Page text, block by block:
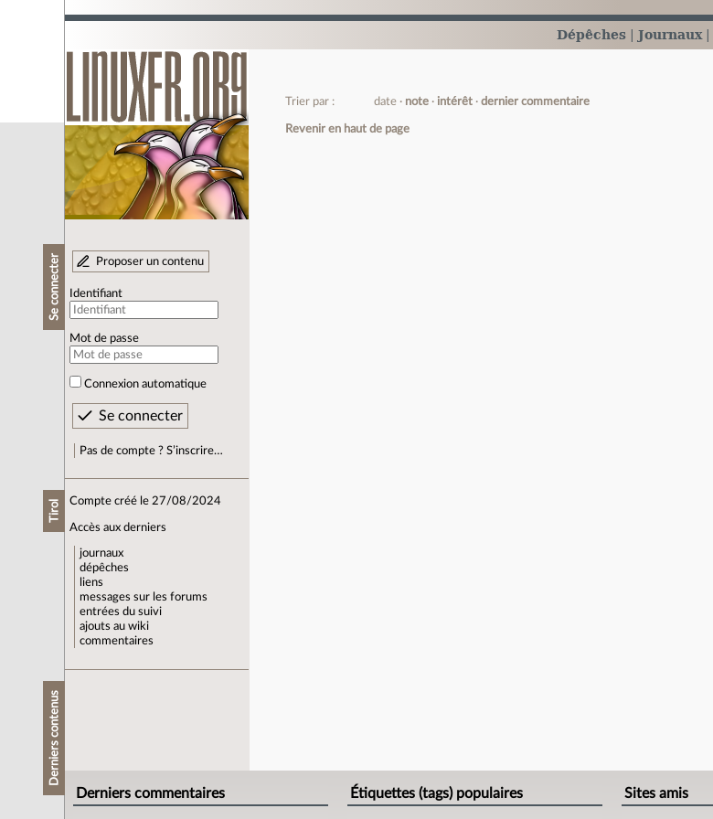
Dépêches Journaux
Se connecter Proposer un contenu
Identifiant
Mot de passe
Connexion automatique
Pas de compte ? S’inscrire…
Tirol Compte créé le 27/08/2024
Accès aux derniers
journaux
dépêches
liens
messages sur les forums
entrées du suivi
ajouts au wiki
commentaires
Derniers contenus
Trier par : date note intérêt dernier commentaire
Revenir en haut de page
Derniers commentaires Étiquettes (tags) populaires Sites amis